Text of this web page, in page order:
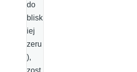
do
blisk
iej
zeru
),